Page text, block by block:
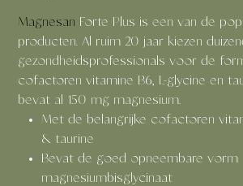
Magnesan Forte Plus is een van de
producten. Al ruim 20 jaar kiezen
gezondheidsprofessionals voor de
cofactoren vitamine B6, L-glycine en
bevat al 150 mg magnesium.
Met de belangrijke cofactoren
& taurine
Bevat de goed opneembare vorm
magnesiumbisglycinaat